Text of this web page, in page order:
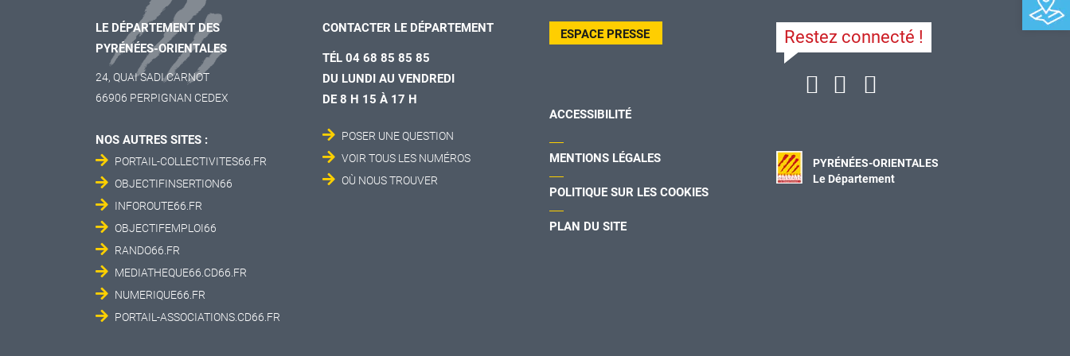
LE DÉPARTEMENT DES
PYRÉNÉES-ORIENTALES
24, QUAI SADI CARNOT
66906 PERPIGNAN CEDEX
NOS AUTRES SITES :
PORTAIL-COLLECTIVITES66.FR
OBJECTIFINSERTION66
INFOROUTE66.FR
OBJECTIFEMPLOI66
RANDO66.FR
MEDIATHEQUE66.CD66.FR
NUMERIQUE66.FR
PORTAIL-ASSOCIATIONS.CD66.FR
CONTACTER LE DÉPARTEMENT
TÉL 04 68 85 85 85
DU LUNDI AU VENDREDI
DE 8 H 15 À 17 H
POSER UNE QUESTION
VOIR TOUS LES NUMÉROS
OÙ NOUS TROUVER
ESPACE PRESSE
ACCESSIBILITÉ
MENTIONS LÉGALES
POLITIQUE SUR LES COOKIES
PLAN DU SITE
Restez connecté !
PYRÉNÉES-ORIENTALES
Le Département